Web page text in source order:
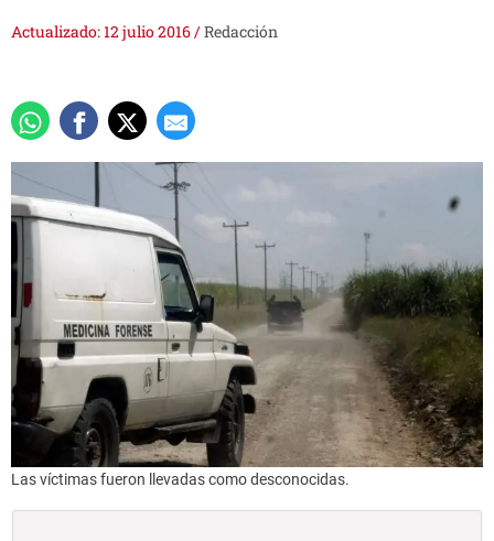
Actualizado: 12 julio 2016/Redacción
Las víctimas fueron llevadas como desconocidas.